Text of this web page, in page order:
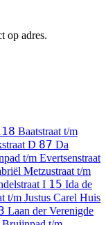
op adres.
Baatstraat t/m
D 87 Da
t/m Evertsenstraat
Metzustraat t/m
I 15 Ida de
t/m Justus Carel Huis
Laan der Verenigde